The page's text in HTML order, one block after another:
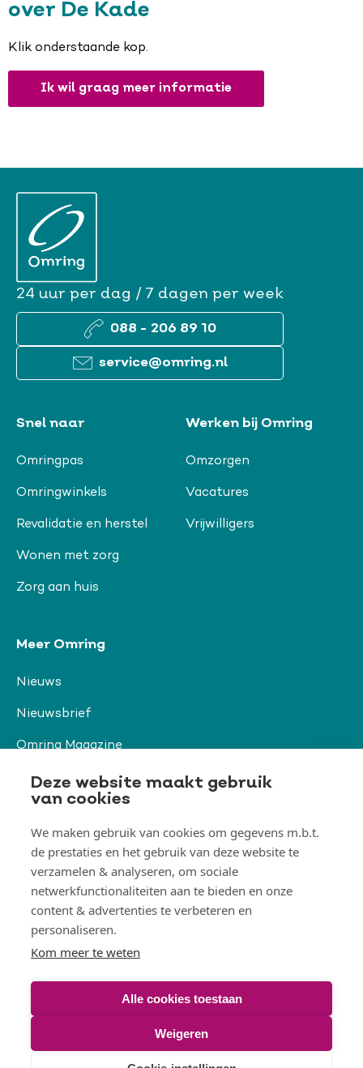
Deze website maakt gebruik
van cookies
We maken gebruik van cookies om gegevens m.b.t.
de prestaties en het gebruik van deze website te
verzamelen & analyseren, om sociale
netwerkfunctionaliteiten aan te bieden en onze
content & advertenties te verbeteren en
personaliseren.
Kom meer te weten
Alle cookies toestaan
Weigeren
over De Kade
Klik onderstaande kop.
Ik wil graag meer informatie
24 uur per dag / 7 dagen per week
088 - 206 89 10
service@omring.nl
Snel naar
Omringpas
Omringwinkels
Revalidatie en herstel
Wonen met zorg
Zorg aan huis
Werken bij Omring
Omzorgen
Vacatures
Vrijwilligers
Meer Omring
Nieuws
Nieuwsbrief
Omring Magazine
Verwijzers
Organisatie & beleid
© Omring 2026
Voet
Disclaimer